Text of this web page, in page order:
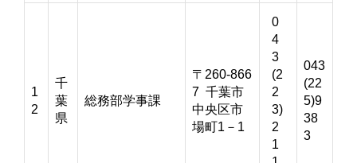
1
2
千
葉
県
総務部学事課
〒260-866
7 千葉市
中央区市
場町1－1
0
4
3
(2
2
3)
2
1
043
(22
5)9
38
3